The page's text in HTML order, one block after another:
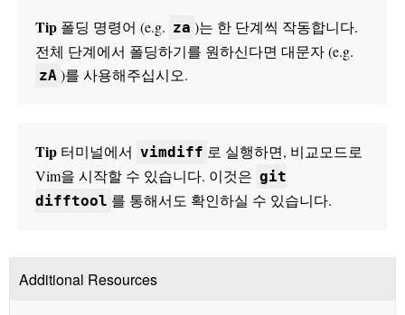
Tip 폴딩 명령어 (e.g. za )는 한 단계씩 작동합니다.
전체 단계에서 폴딩하기를 원하신다면 대문자 (e.g.
zA )를 사용해주십시오.
Tip 터미널에서 vimdiff 로 실행하면, 비교모드로
Vim을 시작할 수 있습니다. 이것은 git
difftool 를 통해서도 확인하실 수 있습니다.
Additional Resources